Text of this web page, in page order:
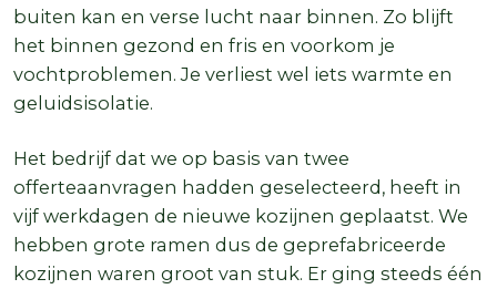
buiten kan en verse lucht naar binnen. Zo blijft
het binnen gezond en fris en voorkom je
vochtproblemen. Je verliest wel iets warmte en
geluidsisolatie.
Het bedrijf dat we op basis van twee
offerteaanvragen hadden geselecteerd, heeft in
vijf werkdagen de nieuwe kozijnen geplaatst. We
hebben grote ramen dus de geprefabriceerde
kozijnen waren groot van stuk. Er ging steeds één